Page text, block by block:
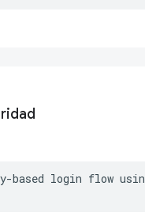
based login flow